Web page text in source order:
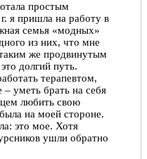
простым
я пришла на работу в
семья «модных»
из них, что мне
же продвинутым
долгий путь.
терапевтом,
– уметь брать на себя
любить свою
на моей стороне.
это мое. Хотя
ушли обратно